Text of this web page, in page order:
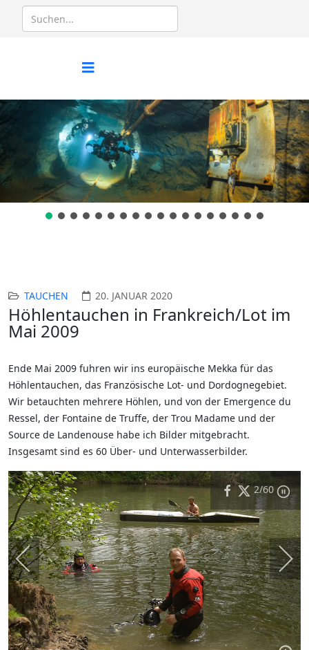
TAUCHEN 20. JANUAR 2020
Höhlentauchen in Frankreich/Lot im
Mai 2009
Ende Mai 2009 fuhren wir ins europäische Mekka für das
Höhlentauchen, das Französische Lot- und Dordognegebiet.
Wir betauchten mehrere Höhlen, und von der Emergence du
Ressel, der Fontaine de Truffe, der Trou Madame und der
Source de Landenouse habe ich Bilder mitgebracht.
Insgesamt sind es 60 Über- und Unterwasserbilder.
2/60